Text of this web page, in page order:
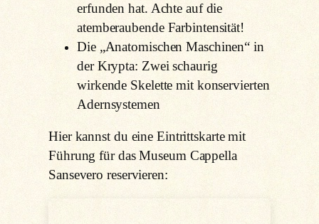
erfunden hat. Achte auf die
atemberaubende Farbintensität!
Die „Anatomischen Maschinen“ in
der Krypta: Zwei schaurig
wirkende Skelette mit konservierten
Adernsystemen
Hier kannst du eine Eintrittskarte mit
Führung für das Museum Cappella
Sansevero reservieren: